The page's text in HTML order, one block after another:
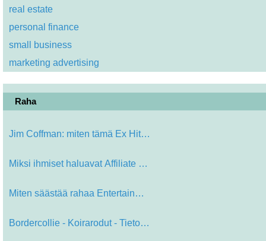
real estate
personal finance
small business
marketing advertising
Raha
Jim Coffman: miten tämä Ex Hitsaa…
Miksi ihmiset haluavat Affiliate ma…
Miten säästää rahaa Entertainme…
Bordercollie - Koirarodut - Tietoa …